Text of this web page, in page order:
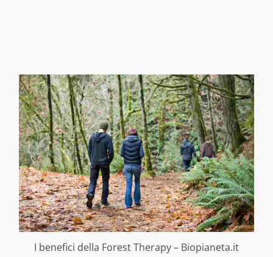
I benefici della Forest Therapy – Biopianeta.it